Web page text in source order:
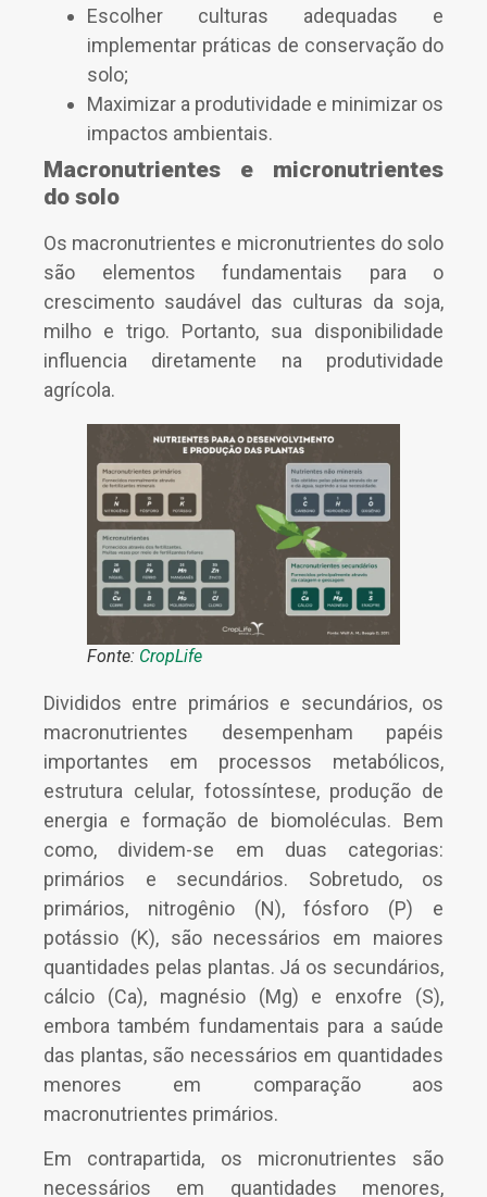
Escolher culturas adequadas e
implementar práticas de conservação do
solo;
Maximizar a produtividade e minimizar os
impactos ambientais.
Macronutrientes e micronutrientes
do solo
Os macronutrientes e micronutrientes do solo
são elementos fundamentais para o
crescimento saudável das culturas da soja,
milho e trigo. Portanto, sua disponibilidade
influencia diretamente na produtividade
agrícola.
Fonte: CropLife
Divididos entre primários e secundários, os
macronutrientes desempenham papéis
importantes em processos metabólicos,
estrutura celular, fotossíntese, produção de
energia e formação de biomoléculas. Bem
como, dividem-se em duas categorias:
primários e secundários. Sobretudo, os
primários, nitrogênio (N), fósforo (P) e
potássio (K), são necessários em maiores
quantidades pelas plantas. Já os secundários,
cálcio (Ca), magnésio (Mg) e enxofre (S),
embora também fundamentais para a saúde
das plantas, são necessários em quantidades
menores em comparação aos
macronutrientes primários.
Em contrapartida, os micronutrientes são
necessários em quantidades menores,